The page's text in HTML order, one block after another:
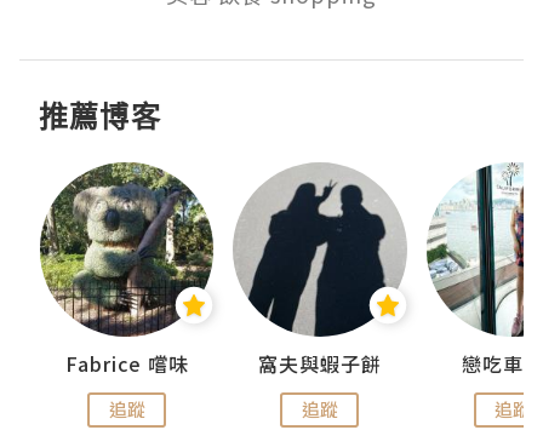
推薦博客
Fabrice 嚐味
追蹤
窩夫與蝦子餅
追蹤
戀吃車
追蹤